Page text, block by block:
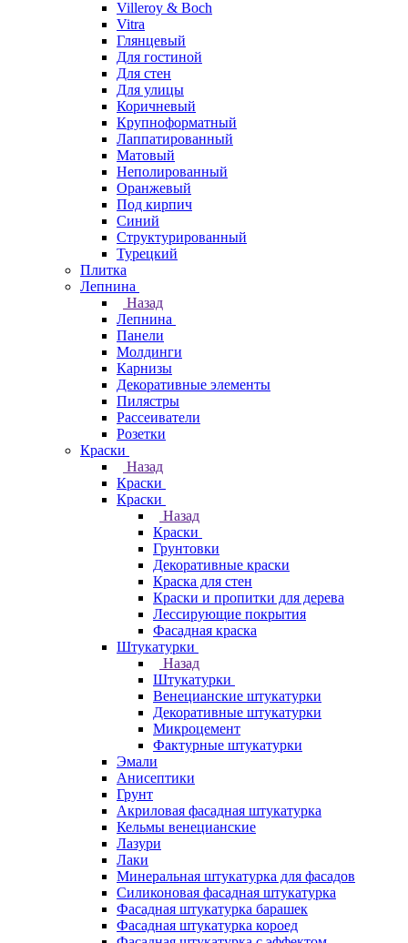
Villeroy & Boch
Vitra
Глянцевый
Для гостиной
Для стен
Для улицы
Коричневый
Крупноформатный
Лаппатированный
Матовый
Неполированный
Оранжевый
Под кирпич
Синий
Структурированный
Турецкий
Плитка
Лепнина
Назад
Лепнина
Панели
Молдинги
Карнизы
Декоративные элементы
Пилястры
Рассеиватели
Розетки
Краски
Назад
Краски
Краски
Назад
Краски
Грунтовки
Декоративные краски
Краска для стен
Краски и пропитки для дерева
Лессирующие покрытия
Фасадная краска
Штукатурки
Назад
Штукатурки
Венецианские штукатурки
Декоративные штукатурки
Микроцемент
Фактурные штукатурки
Эмали
Анисептики
Грунт
Акриловая фасадная штукатурка
Кельмы венецианские
Лазури
Лаки
Минеральная штукатурка для фасадов
Силиконовая фасадная штукатурка
Фасадная штукатурка барашек
Фасадная штукатурка короед